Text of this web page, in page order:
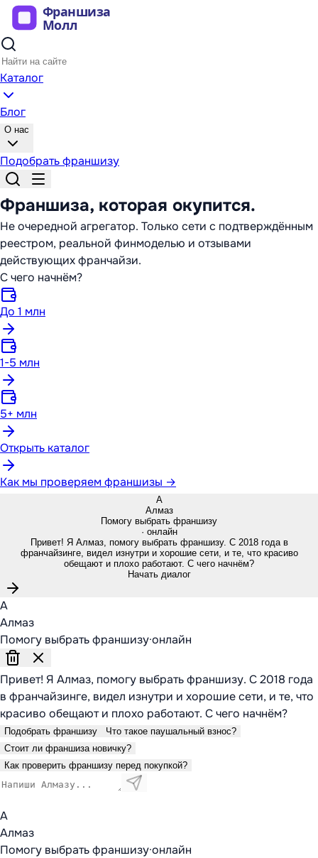
Каталог
Блог
О нас
Подобрать франшизу
Франшиза, которая окупится.
Не очередной агрегатор. Только сети с подтверждённым
реестром, реальной финмоделью и отзывами
действующих франчайзи.
С чего начнём?
До 1 млн
1-5 млн
5+ млн
Открыть каталог
Как мы проверяем франшизы →
А
Алмаз
Помогу выбрать франшизу
· онлайн
Привет! Я Алмаз, помогу выбрать франшизу. С 2018 года в
франчайзинге, видел изнутри и хорошие сети, и те, что красиво
обещают и плохо работают. С чего начнём?
Начать диалог
А
Алмаз
Помогу выбрать франшизу·онлайн
Привет! Я Алмаз, помогу выбрать франшизу. С 2018 года
в франчайзинге, видел изнутри и хорошие сети, и те, что
красиво обещают и плохо работают. С чего начнём?
Подобрать франшизу
Что такое паушальный взнос?
Стоит ли франшиза новичку?
Как проверить франшизу перед покупкой?
А
Алмаз
Помогу выбрать франшизу·онлайн